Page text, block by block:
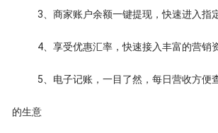
3、商家账户余额一键提现，快速进入指
4、享受优惠汇率，快速接入丰富的营销
5、电子记账，一目了然，每日营收方便
的生意